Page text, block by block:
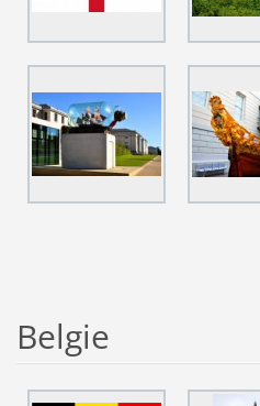
Belgie